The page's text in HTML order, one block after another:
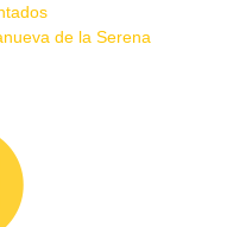
de la Serena